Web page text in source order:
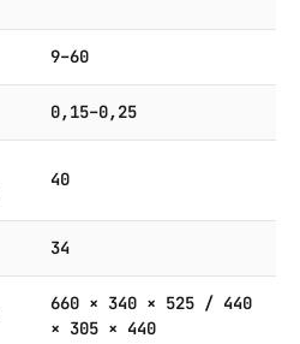
9–60
0,15–0,25
40
34
660 × 340 × 525 / 440
× 305 × 440